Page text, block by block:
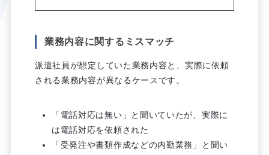
業務内容に関するミスマッチ
派遣社員が想定していた業務内容と、実際に依頼
される業務内容が異なるケースです。
「電話対応は無い」と聞いていたが、実際に
は電話対応を依頼された
「受発注や書類作成などの内勤業務」と聞い